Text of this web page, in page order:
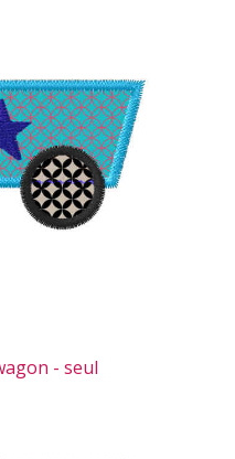
- seul